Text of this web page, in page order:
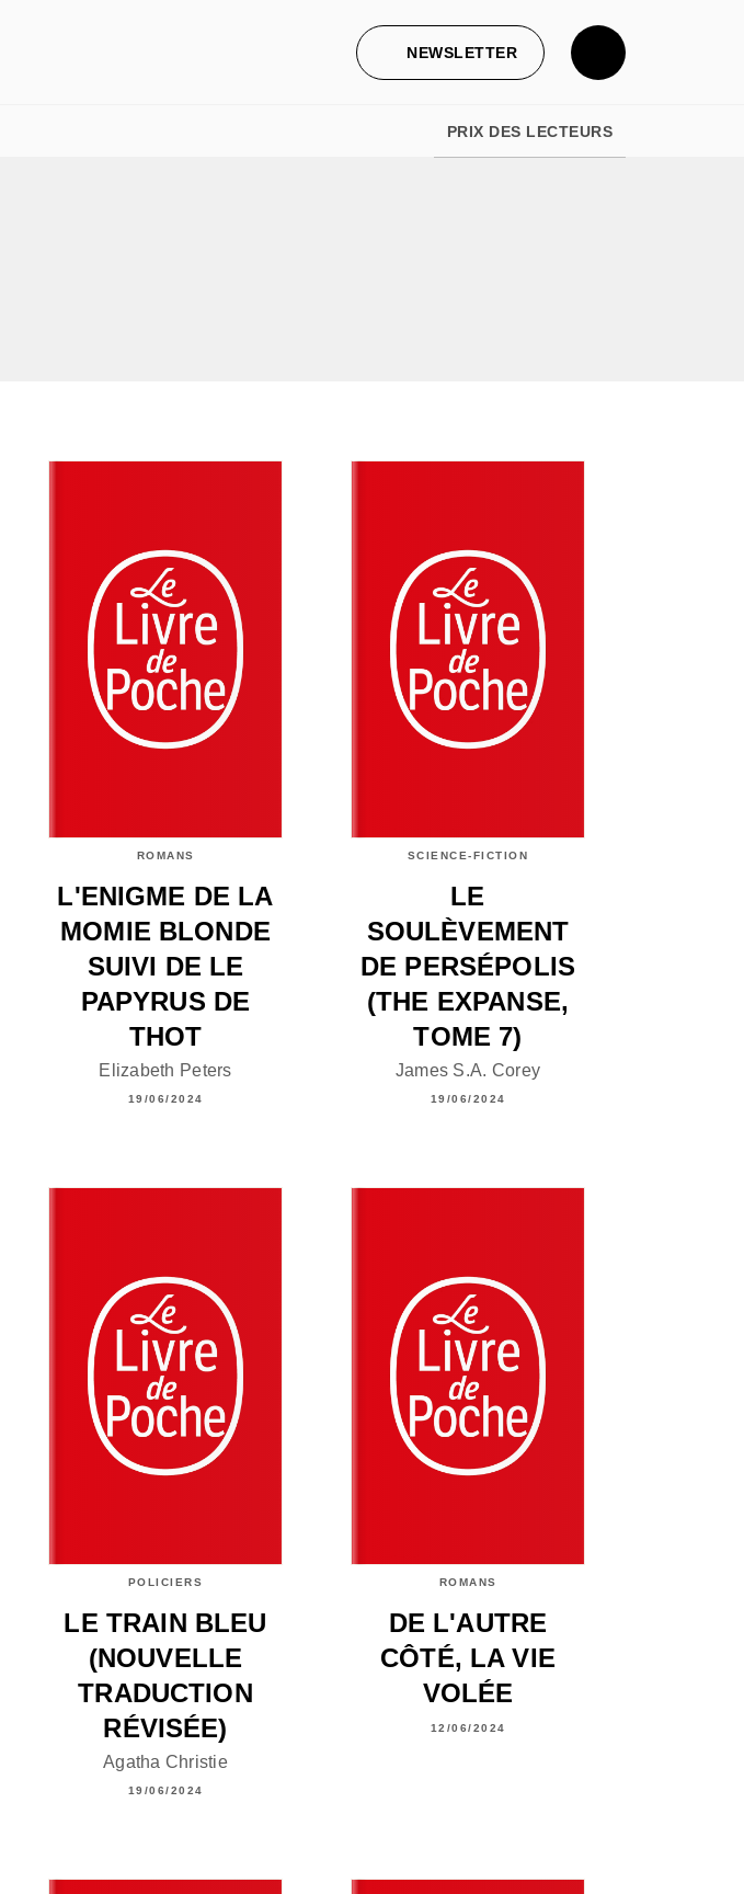
NEWSLETTER
PRIX DES LECTEURS
ROMANS
L'ENIGME DE LA
MOMIE BLONDE
SUIVI DE LE
PAPYRUS DE
THOT
Elizabeth Peters
19/06/2024
SCIENCE-FICTION
LE
SOULÈVEMENT
DE PERSÉPOLIS
(THE EXPANSE,
TOME 7)
James S.A. Corey
19/06/2024
POLICIERS
LE TRAIN BLEU
(NOUVELLE
TRADUCTION
RÉVISÉE)
Agatha Christie
19/06/2024
ROMANS
DE L'AUTRE
CÔTÉ, LA VIE
VOLÉE
12/06/2024